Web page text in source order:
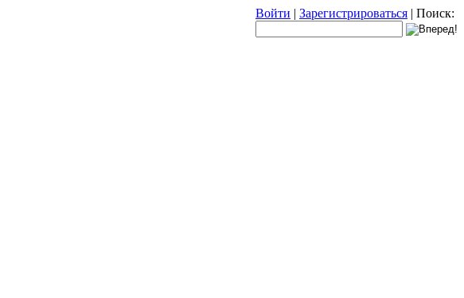
Войти | Зарегистрироваться | Поиск: